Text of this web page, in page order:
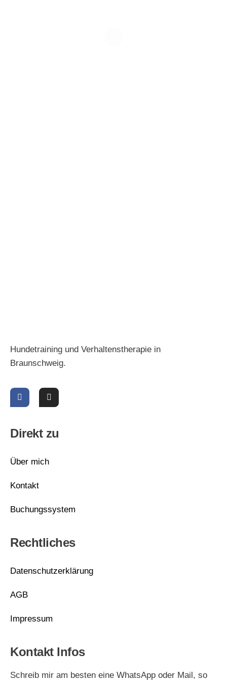
Hundetraining und Verhaltenstherapie in
Braunschweig.
Direkt zu
Über mich
Kontakt
Buchungssystem
Rechtliches
Datenschutzerklärung
AGB
Impressum
Kontakt Infos
Schreib mir am besten eine WhatsApp oder Mail, so